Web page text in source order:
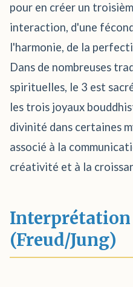
pour en créer un
interaction, d'une
l'harmonie, de la
Dans de nombreuses
spirituelles, le 3 est
les trois joyaux
divinité dans certaines
associé à la
créativité et à la
(Freud/Jung)